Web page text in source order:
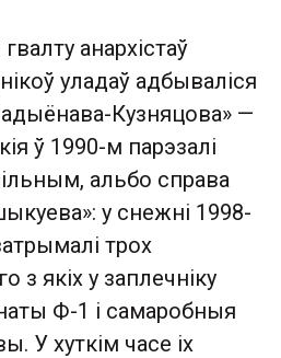
анархістаў
уладаў адбываліся
Кузняцова» —
ў 1990-м парэзалі
альбо справа
у снежні 1998-
трох
з якіх у заплечніку
Ф-1 і самаробныя
У хуткім часе іх